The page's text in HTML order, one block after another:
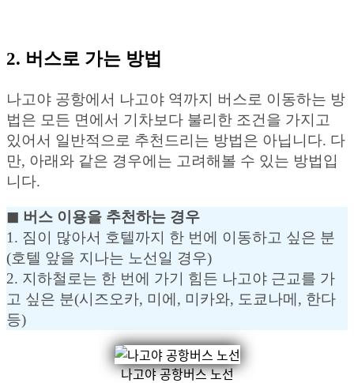
2. 버스로 가는 방법
나고야 공항에서 나고야 역까지 버스로 이동하는 방
법은 모든 면에서 기차보다 불리한 조건을 가지고
있어서 일반적으로 추천드리는 방법은 아닙니다. 다
만, 아래와 같은 경우에는 고려해볼 수 있는 방법입
니다.
◼︎ 버스 이용을 추천하는 경우
1. 짐이 많아서 호텔까지 한 번에 이동하고 싶은 분
(호텔 앞을 지나는 노선일 경우)
2. 지하철로는 한 번에 가기 힘든 나고야 근교를 가
고 싶은 분(시즈오카, 미에, 미카와, 도쿄나메, 한다
등)
나고야 공항버스 노선